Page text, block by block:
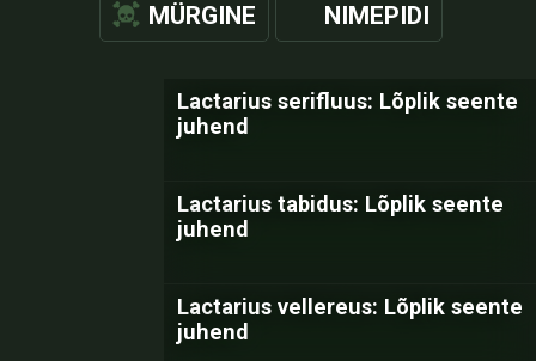
MÜRGINE NIMEPIDI
Lactarius serifluus: Lõplik seente
juhend
Lactarius tabidus: Lõplik seente
juhend
Lactarius vellereus: Lõplik seente
juhend